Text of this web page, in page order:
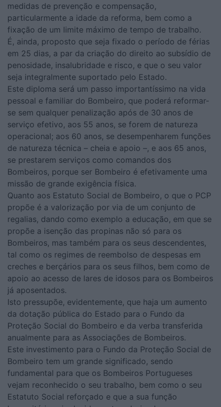
medidas de prevenção e compensação,
particularmente a idade da reforma, bem como a
fixação de um limite máximo de tempo de trabalho.
É, ainda, proposto que seja fixado o período de férias
em 25 dias, a par da criação do direito ao subsídio de
penosidade, insalubridade e risco, e que o seu valor
seja integralmente suportado pelo Estado.
Este diploma será um passo importantíssimo na vida
pessoal e familiar do Bombeiro, que poderá reformar-
se sem qualquer penalização após de 30 anos de
serviço efetivo, aos 55 anos, se forem de natureza
operacional; aos 60 anos, se desempenharem funções
de natureza técnica – cheia e apoio –, e aos 65 anos,
se prestarem serviços como comandos dos
Bombeiros, porque ser Bombeiro é efetivamente uma
missão de grande exigência física.
Quanto aos Estatuto Social de Bombeiro, o que o PCP
propõe é a valorização por via de um conjunto de
regalias, dando como exemplo a educação, em que se
propõe a isenção das propinas não só para os
Bombeiros, mas também para os seus descendentes,
tal como os regimes de reembolso de despesas em
creches e berçários para os seus filhos, bem como de
apoio ao acesso de lares de idosos para os Bombeiros
já aposentados.
Isto pressupõe, evidentemente, que haja um aumento
da dotação pública do Estado para o Fundo da
Proteção Social do Bombeiro e da verba transferida
anualmente para as Associações de Bombeiros.
Este investimento para o Fundo da Proteção Social de
Bombeiro tem um grande significado, sendo
fundamental para que os Bombeiros Portugueses
vejam reconhecido o seu trabalho, bem como o seu
Estatuto Social reforçado e que a sua função